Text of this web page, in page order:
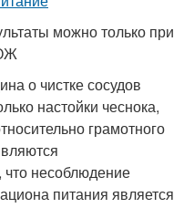
можно только при
о чистке сосудов
настойки чеснока,
грамотного
несоблюдение
питания является